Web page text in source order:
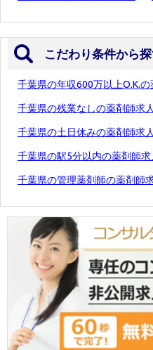
こだわり条件から
千葉県の年収600万以上O.K.の
千葉県の残業なしの薬剤師求人
千葉県の土日休みの薬剤師求人
千葉県の駅5分以内の薬剤師求
千葉県の管理薬剤師の薬剤師